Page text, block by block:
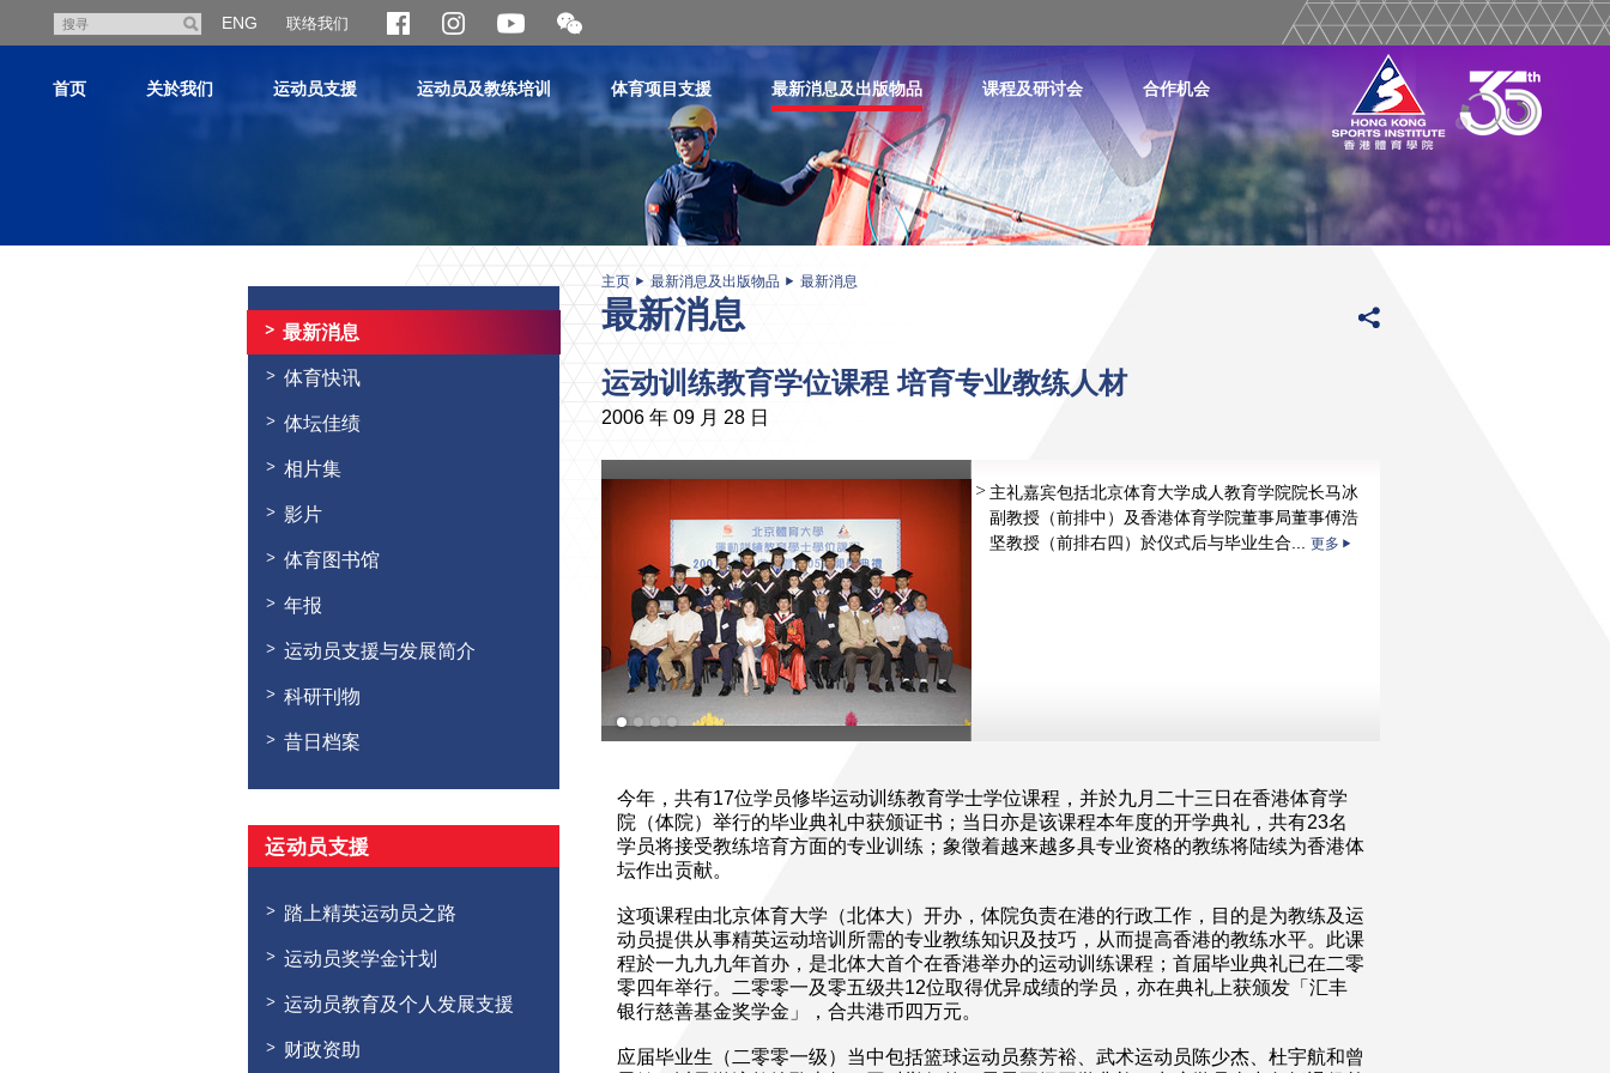
寻
ENG 联络我们
开
合
维
首页 关於我们 运动员支援 运动员及教练培训 体育项目支援 最新消息及出版物品 课程及研讨会 合作机会
最新消息
体育快讯
体坛佳绩
相片集
影片
体育图书馆
年报
运动员支援与发展简介
科研刊物
昔日档案
运动员支援
踏上精英运动员之路
运动员奖学金计划
运动员教育及个人发展支援
财政资助
主页 最新消息及出版物品 最新消息
最新消息
运动训练教育学位课程 培育专业教练人材
2006 年 09 月 28 日
主礼嘉宾包括北京体育大学成人教育学院院长马冰
副教授（前排中）及香港体育学院董事局董事傅浩
坚教授（前排右四）於仪式后与毕业生合... 更多
今年，共有17位学员修毕运动训练教育学士学位课程，并於九月二十三日在香港体育学
院（体院）举行的毕业典礼中获颁证书；当日亦是该课程本年度的开学典礼，共有23名
学员将接受教练培育方面的专业训练；象徵着越来越多具专业资格的教练将陆续为香港体
坛作出贡献。
这项课程由北京体育大学（北体大）开办，体院负责在港的行政工作，目的是为教练及运
动员提供从事精英运动培训所需的专业教练知识及技巧，从而提高香港的教练水平。此课
程於一九九九年首办，是北体大首个在香港举办的运动训练课程；首届毕业典礼已在二零
零四年举行。二零零一及零五级共12位取得优异成绩的学员，亦在典礼上获颁发「汇丰
银行慈善基金奖学金」，合共港币四万元。
应届毕业生（二零零一级）当中包括篮球运动员蔡芳裕、武术运动员陈少杰、杜宇航和曾